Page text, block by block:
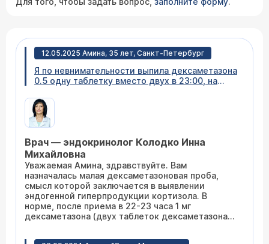
12.05.2025 Амина, 35 лет, Санкт-Петербург
Я по невнимательности выпила дексаметазона
0.5 одну таблетку вместо двух в 23:00, на
картизола, анализ показал 34 нмоль/л при
значениях:- Утро (до 10 часов): 101,2 - 535,7
Вечер (после 17 часов): 79,0 - 477,8 Нужно ли
Врач — эндокринолог Колодко Инна
Михайловна
Уважаемая Амина, здравствуйте. Вам
назначалась малая дексаметазоновая проба,
смысл которой заключается в выявлении
эндогенной гиперпродукции кортизола. В
норме, после приема в 22-23 часа 1 мг
дексаметазона (двух таблеток дексаметазона